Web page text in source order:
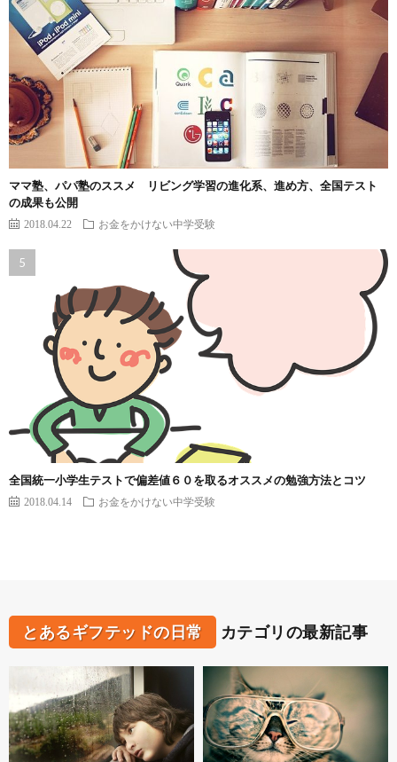
ママ塾、パパ塾のススメ リビング学習の進化系、進め方、全国テスト
の成果も公開
2018.04.22 お金をかけない中学受験
全国統一小学生テストで偏差値６０を取るオススメの勉強方法とコツ
2018.04.14 お金をかけない中学受験
とあるギフテッドの日常 カテゴリの最新記事